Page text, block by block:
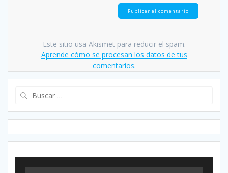
Este sitio usa Akismet para reducir el spam.
Aprende cómo se procesan los datos de tus
comentarios.